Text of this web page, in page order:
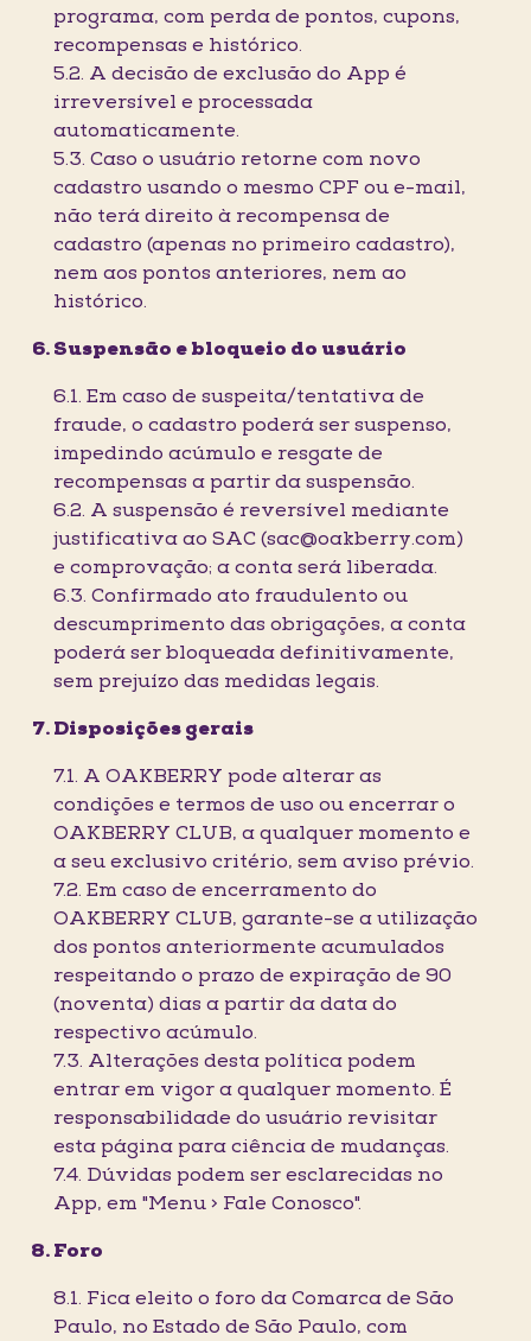
programa, com perda de pontos, cupons,
recompensas e histórico.
5.2. A decisão de exclusão do App é
irreversível e processada
automaticamente.
5.3. Caso o usuário retorne com novo
cadastro usando o mesmo CPF ou e-mail,
não terá direito à recompensa de
cadastro (apenas no primeiro cadastro),
nem aos pontos anteriores, nem ao
histórico.
Suspensão e bloqueio do usuário
6.1. Em caso de suspeita/tentativa de
fraude, o cadastro poderá ser suspenso,
impedindo acúmulo e resgate de
recompensas a partir da suspensão.
6.2. A suspensão é reversível mediante
justificativa ao SAC (sac@oakberry.com)
e comprovação; a conta será liberada.
6.3. Confirmado ato fraudulento ou
descumprimento das obrigações, a conta
poderá ser bloqueada definitivamente,
sem prejuízo das medidas legais.
Disposições gerais
7.1. A OAKBERRY pode alterar as
condições e termos de uso ou encerrar o
OAKBERRY CLUB, a qualquer momento e
a seu exclusivo critério, sem aviso prévio.
7.2. Em caso de encerramento do
OAKBERRY CLUB, garante-se a utilização
dos pontos anteriormente acumulados
respeitando o prazo de expiração de 90
(noventa) dias a partir da data do
respectivo acúmulo.
7.3. Alterações desta política podem
entrar em vigor a qualquer momento. É
responsabilidade do usuário revisitar
esta página para ciência de mudanças.
7.4. Dúvidas podem ser esclarecidas no
App, em "Menu > Fale Conosco".
Foro
8.1. Fica eleito o foro da Comarca de São
Paulo, no Estado de São Paulo, com